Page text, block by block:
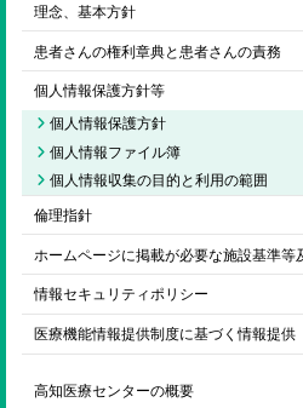
理念、基本方針
患者さんの権利章典と患者さんの責務
個人情報保護方針等
個人情報保護方針
個人情報ファイル簿
個人情報収集の目的と利用の範囲
倫理指針
ホームページに掲載が必要な施設基準等
情報セキュリティポリシー
医療機能情報提供制度に基づく情報提供
高知医療センターの概要